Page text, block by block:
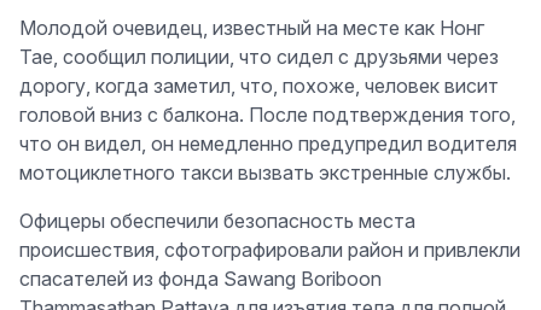
Молодой очевидец, известный на месте как Нонг
Тае, сообщил полиции, что сидел с друзьями через
дорогу, когда заметил, что, похоже, человек висит
головой вниз с балкона. После подтверждения того,
что он видел, он немедленно предупредил водителя
мотоциклетного такси вызвать экстренные службы.
Офицеры обеспечили безопасность места
происшествия, сфотографировали район и привлекли
спасателей из фонда Sawang Boriboon